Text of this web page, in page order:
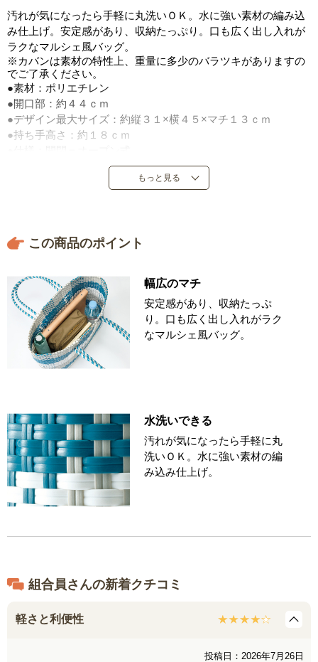
汚れが気になったら手軽に丸洗いＯＫ。水に強い素材の編み込
み仕上げ。安定感があり、収納たっぷり。口も広く出し入れが
ラクなマルシェ風バッグ。
※カバンは素材の特性上、重量に多少のバラツキがありますの
でご了承ください。
●素材：ポリエチレン
●開口部：約４４ｃｍ
●デザイン最大サイズ：約縦３１×横４５×マチ１３ｃｍ
●持ち手高さ：約１８ｃｍ
もっと見る
この商品のポイント
幅広のマチ
安定感があり、収納たっぷ
り。口も広く出し入れがラク
なマルシェ風バッグ。
水洗いできる
汚れが気になったら手軽に丸
洗いＯＫ。水に強い素材の編
み込み仕上げ。
組合員さんの新着クチコミ
軽さと利便性
投稿日：2026年7月26日